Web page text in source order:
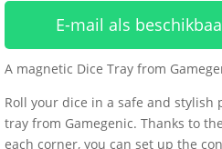
E-mail als
A magnetic Dice Tray from
Roll your dice in a safe and stylish
tray from Gamegenic. Thanks to
each corner, you can set up the